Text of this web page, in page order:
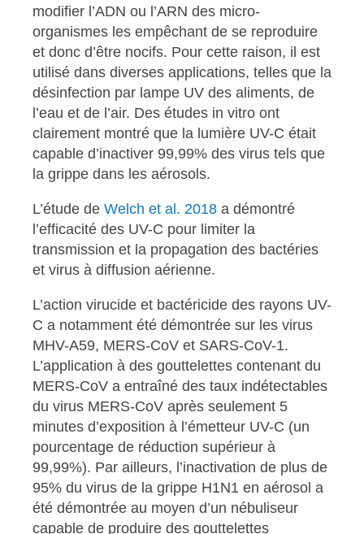
modifier l’ADN ou l’ARN des micro-
organismes les empêchant de se reproduire
et donc d’être nocifs. Pour cette raison, il est
utilisé dans diverses applications, telles que la
désinfection par lampe UV des aliments, de
l’eau et de l’air. Des études in vitro ont
clairement montré que la lumière UV-C était
capable d’inactiver 99,99% des virus tels que
la grippe dans les aérosols.
L’étude de Welch et al. 2018 a démontré
l’efficacité des UV-C pour limiter la
transmission et la propagation des bactéries
et virus à diffusion aérienne.
L’action virucide et bactéricide des rayons UV-
C a notamment été démontrée sur les virus
MHV-A59, MERS-CoV et SARS-CoV-1.
L’application à des gouttelettes contenant du
MERS-CoV a entraîné des taux indétectables
du virus MERS-CoV après seulement 5
minutes d’exposition à l’émetteur UV-C (un
pourcentage de réduction supérieur à
99,99%). Par ailleurs, l’inactivation de plus de
95% du virus de la grippe H1N1 en aérosol a
été démontrée au moyen d’un nébuliseur
capable de produire des gouttelettes